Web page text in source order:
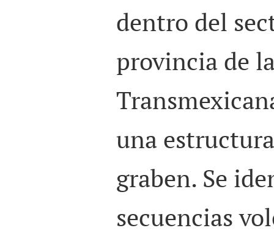
dentro del
provincia de
una
graben. Se
secuencias